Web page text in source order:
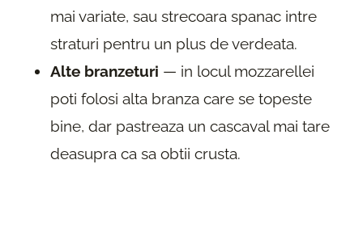
mai variate, sau strecoara spanac intre
straturi pentru un plus de verdeata.
Alte branzeturi — in locul mozzarellei
poti folosi alta branza care se topeste
bine, dar pastreaza un cascaval mai tare
deasupra ca sa obtii crusta.